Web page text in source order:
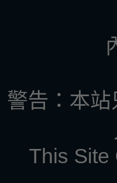
警告：本
This Site